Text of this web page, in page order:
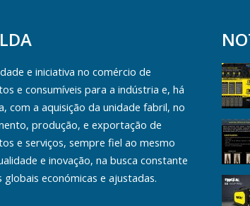
e iniciativa no comércio de
e consumíveis para a indústria e, há
com a aquisição da unidade fabril, no
produção, e exportação de
e serviços, sempre fiel ao mesmo
e inovação, na busca constante
globais económicas e ajustadas.